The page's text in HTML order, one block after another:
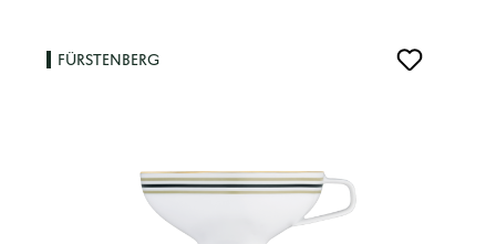
FÜRSTENBERG